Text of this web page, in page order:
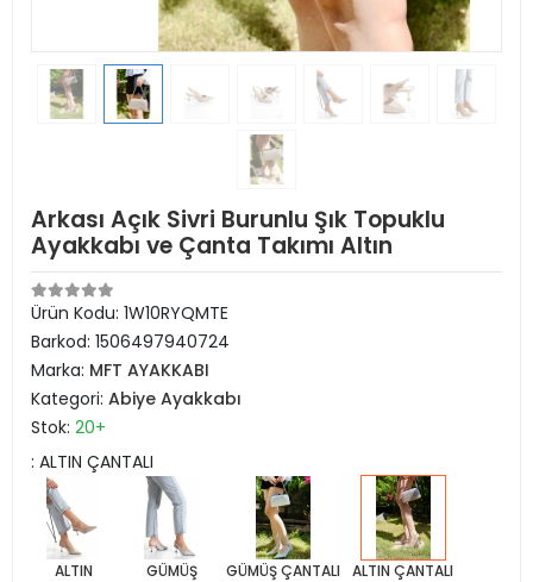
Arkası Açık Sivri Burunlu Şık Topuklu
Ayakkabı ve Çanta Takımı Altın
Ürün Kodu: 1W10RYQMTE
Barkod: 1506497940724
Marka: MFT AYAKKABI
Kategori: Abiye Ayakkabı
Stok: 20+
: ALTIN ÇANTALI
ALTIN GÜMÜŞ GÜMÜŞ ÇANTALI ALTIN ÇANTALI